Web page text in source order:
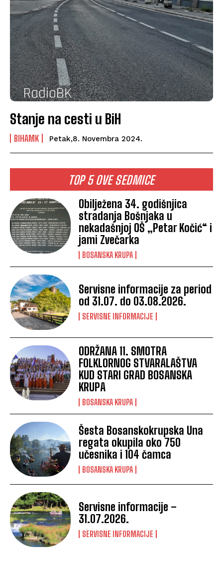
Stanje na cesti u BiH
BIHAMK Petak,8. Novembra 2024.
TOP 5 OVE SEDMICE
Obilježena 34. godišnjica
stradanja Bošnjaka u
nekadašnjoj OŠ „Petar Kočić“ i
jami Zvečarka
BOSANSKA KRUPA
Servisne informacije za period
od 31.07. do 03.08.2026.
SERVISNE INFORMACIJE
ODRŽANA 11. SMOTRA
FOLKLORNOG STVARALAŠTVA
KUD STARI GRAD BOSANSKA
KRUPA
BOSANSKA KRUPA
Šesta Bosanskokrupska Una
regata okupila oko 750
učesnika i 104 čamca
BOSANSKA KRUPA
Servisne informacije –
31.07.2026.
SERVISNE INFORMACIJE